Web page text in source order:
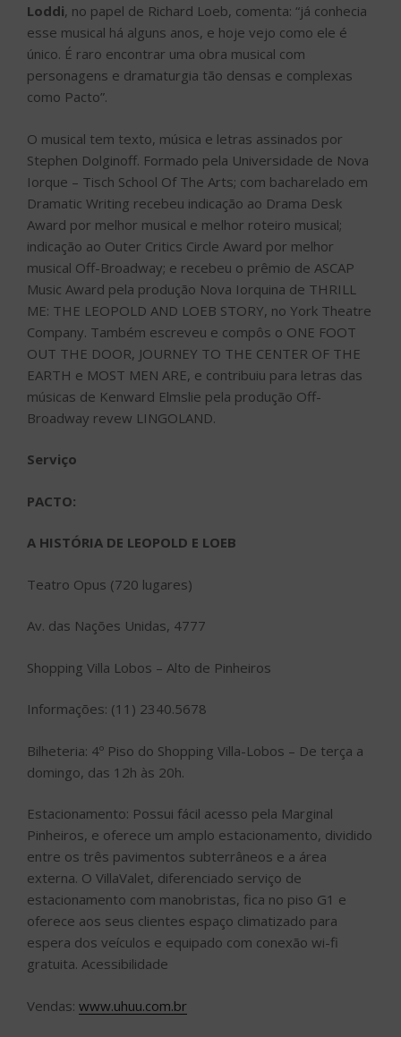
Loddi, no papel de Richard Loeb, comenta: “já conhecia
esse musical há alguns anos, e hoje vejo como ele é
único. É raro encontrar uma obra musical com
personagens e dramaturgia tão densas e complexas
como Pacto”.
O musical tem texto, música e letras assinados por
Stephen Dolginoff. Formado pela Universidade de Nova
Iorque – Tisch School Of The Arts; com bacharelado em
Dramatic Writing recebeu indicação ao Drama Desk
Award por melhor musical e melhor roteiro musical;
indicação ao Outer Critics Circle Award por melhor
musical Off-Broadway; e recebeu o prêmio de ASCAP
Music Award pela produção Nova Iorquina de THRILL
ME: THE LEOPOLD AND LOEB STORY, no York Theatre
Company. Também escreveu e compôs o ONE FOOT
OUT THE DOOR, JOURNEY TO THE CENTER OF THE
EARTH e MOST MEN ARE, e contribuiu para letras das
músicas de Kenward Elmslie pela produção Off-
Broadway revew LINGOLAND.
Serviço
PACTO:
A HISTÓRIA DE LEOPOLD E LOEB
Teatro Opus (720 lugares)
Av. das Nações Unidas, 4777
Shopping Villa Lobos – Alto de Pinheiros
Informações: (11) 2340.5678
Bilheteria: 4º Piso do Shopping Villa-Lobos – De terça a
domingo, das 12h às 20h.
Estacionamento: Possui fácil acesso pela Marginal
Pinheiros, e oferece um amplo estacionamento, dividido
entre os três pavimentos subterrâneos e a área
externa. O VillaValet, diferenciado serviço de
estacionamento com manobristas, fica no piso G1 e
oferece aos seus clientes espaço climatizado para
espera dos veículos e equipado com conexão wi-fi
gratuita. Acessibilidade
Vendas: www.uhuu.com.br